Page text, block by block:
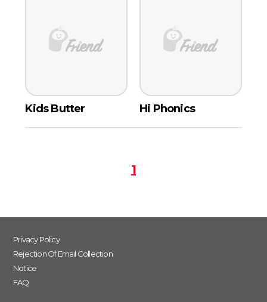
Kids Butter Hi Phonics
1
Privacy Policy
Rejection Of Email Collection
Notice
FAQ